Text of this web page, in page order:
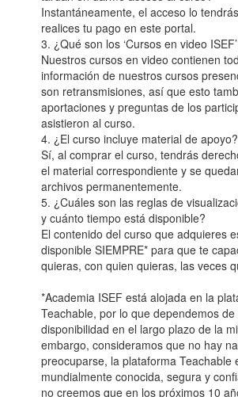
Instantáneamente, el acceso lo
realices tu pago en este portal.
3. ¿Qué son los ‘Cursos en video
Nuestros cursos en video contienen
información de nuestros cursos
son retransmisiones, así que esto
aportaciones y preguntas de los
asistieron al curso.
4. ¿El curso incluye material de apoyo?
Sí, al comprar el curso, tendrás
el material correspondiente y se
archivos permanentemente.
5. ¿Cuáles son las reglas de
y cuánto tiempo está disponible?
El contenido del curso que adquieres
disponible SIEMPRE* para que te
quieras, con quien quieras, las veces
*Academia ISEF está alojada en la
Teachable, por lo que dependemos de
disponibilidad en el largo plazo de la
embargo, consideramos que no hay
preocuparse, la plataforma Teachable
mundialmente conocida, segura y
no creemos que en los próximos 10